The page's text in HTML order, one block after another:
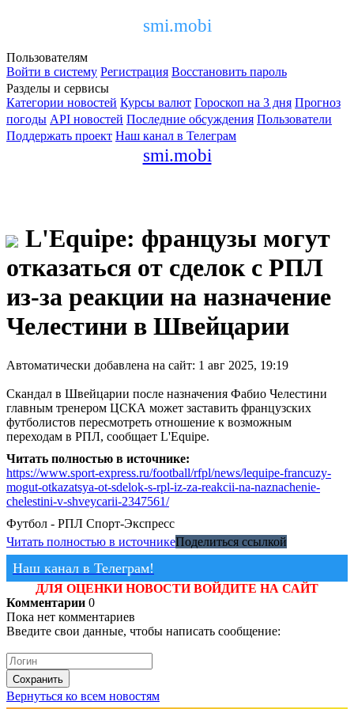
smi.mobi
Пользователям
Войти в систему Регистрация Восстановить пароль
Разделы и сервисы
Категории новостей Курсы валют Гороскоп на 3 дня Прогноз
погоды API новостей Последние обсуждения Пользователи
Поддержать проект Наш канал в Телеграм
smi.mobi
L'Equipe: французы могут
отказаться от сделок с РПЛ
из-за реакции на назначение
Челестини в Швейцарии
Автоматически добавлена на сайт: 1 авг 2025, 19:19
Скандал в Швейцарии после назначения Фабио Челестини
главным тренером ЦСКА может заставить французских
футболистов пересмотреть отношение к возможным
переходам в РПЛ, сообщает L'Equipe.
Читать полностью в источнике:
https://www.sport-express.ru/football/rfpl/news/lequipe-francuzy-
mogut-otkazatsya-ot-sdelok-s-rpl-iz-za-reakcii-na-naznachenie-
chelestini-v-shveycarii-2347561/
Футбол - РПЛ Спорт-Экспресс
Читать полностью в источникеПоделиться ссылкой
Наш канал в Телеграм!
ДЛЯ ОЦЕНКИ НОВОСТИ ВОЙДИТЕ НА САЙТ
Комментарии 0
Пока нет комментариев
Введите свои данные, чтобы написать сообщение:
Сохранить
Вернуться ко всем новостям